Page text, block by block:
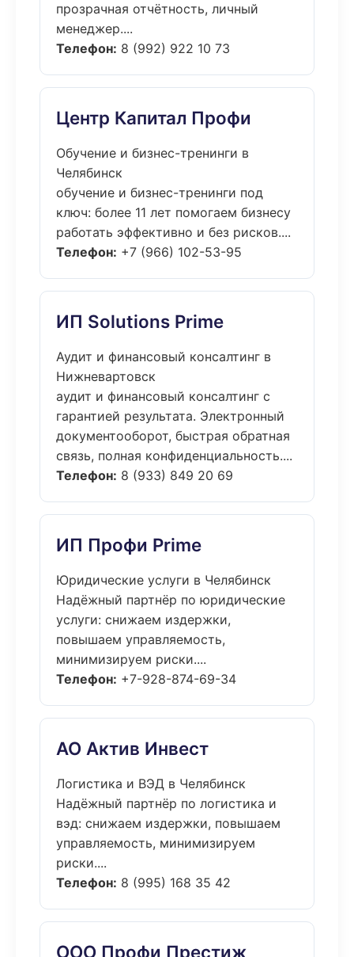
прозрачная отчётность, личный
менеджер....
Телефон: 8 (992) 922 10 73
Центр Капитал Профи
Обучение и бизнес-тренинги в
Челябинск
обучение и бизнес-тренинги под
ключ: более 11 лет помогаем бизнесу
работать эффективно и без рисков....
Телефон: +7 (966) 102-53-95
ИП Solutions Prime
Аудит и финансовый консалтинг в
Нижневартовск
аудит и финансовый консалтинг с
гарантией результата. Электронный
документооборот, быстрая обратная
связь, полная конфиденциальность....
Телефон: 8 (933) 849 20 69
ИП Профи Prime
Юридические услуги в Челябинск
Надёжный партнёр по юридические
услуги: снижаем издержки,
повышаем управляемость,
минимизируем риски....
Телефон: +7-928-874-69-34
АО Актив Инвест
Логистика и ВЭД в Челябинск
Надёжный партнёр по логистика и
вэд: снижаем издержки, повышаем
управляемость, минимизируем
риски....
Телефон: 8 (995) 168 35 42
ООО Профи Престиж